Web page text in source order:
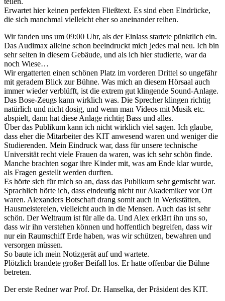
Erwartet hier keinen perfekten Fließtext. Es sind eben Eindrücke,
die sich manchmal vielleicht eher so aneinander reihen.
Wir fanden uns um 09:00 Uhr, als der Einlass startete pünktlich ein.
Das Audimax alleine schon beeindruckt mich jedes mal neu. Ich bin
sehr selten in diesem Gebäude, und als ich hier studierte, war da
noch Wiese…
Wir ergatterten einen schönen Platz im vorderen Drittel so ungefähr
mit geradem Blick zur Bühne. Was mich an diesem Hörsaal auch
immer wieder verblüfft, ist die extrem gut klingende Sound-Anlage.
Das Bose-Zeugs kann wirklich was. Die Sprecher klingen richtig
natürlich und nicht dosig, und wenn man Videos mit Musik etc.
abspielt, dann hat diese Anlage richtig Bass und alles.
Über das Publikum kann ich nicht wirklich viel sagen. Ich glaube,
dass eher die Mitarbeiter des KIT anwesend waren und weniger die
Studierenden. Mein Eindruck war, dass für unsere technische
Universität recht viele Frauen da waren, was ich sehr schön finde.
Manche brachten sogar ihre Kinder mit, was am Ende klar wurde,
als Fragen gestellt werden durften.
Es hörte sich für mich so an, dass das Publikum sehr gemischt war.
Sprachlich hörte ich, dass eindeutig nicht nur Akademiker vor Ort
waren. Alexanders Botschaft drang somit auch in Werkstätten,
Hausmeistereien, vielleicht auch in die Mensen. Auch das ist sehr
schön. Der Weltraum ist für alle da. Und Alex erklärt ihn uns so,
dass wir ihn verstehen können und hoffentlich begreifen, dass wir
nur ein Raumschiff Erde haben, was wir schützen, bewahren und
versorgen müssen.
So baute ich mein Notizgerät auf und wartete.
Plötzlich brandete großer Beifall los. Er hatte offenbar die Bühne
betreten.
Der erste Redner war Prof. Dr. Hanselka, der Präsident des KIT.